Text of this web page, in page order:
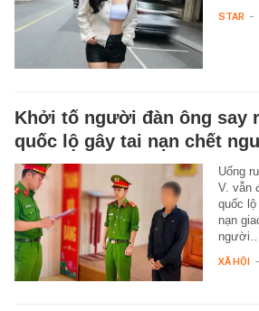
STAR -
Khởi tố người đàn ông say
quốc lộ gây tai nạn chết
Uống
V. vẫn
quốc lộ
nạn
XÃ HỘI -